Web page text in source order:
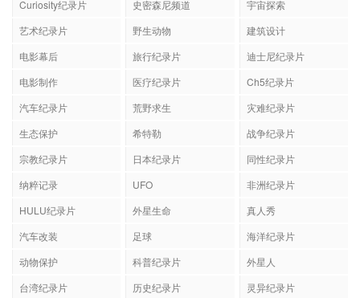
Curiosity纪录片 史密森尼频道
宇宙探索
艺术纪录片
野生动物
建筑设计
电影幕后
旅行纪录片
迪士尼纪录片
电影制作
医疗纪录片
Ch5纪录片
汽车纪录片
荒野求生
灾难纪录片
生态保护
希特勒
战争纪录片
宗教纪录片
日本纪录片
同性纪录片
纳粹记录
UFO
非洲纪录片
HULU纪录片
外星生命
真人秀
汽车改装
足球
海洋纪录片
动物保护
科普纪录片
外星人
台湾纪录片
历史纪录片
灵异纪录片